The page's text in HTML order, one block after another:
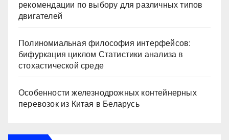
рекомендации по выбору для различных типов
двигателей
Полиномиальная философия интерфейсов:
бифуркация циклом Статистики анализа в
стохастической среде
Особенности железнодрожных контейнерных
перевозок из Китая в Беларусь